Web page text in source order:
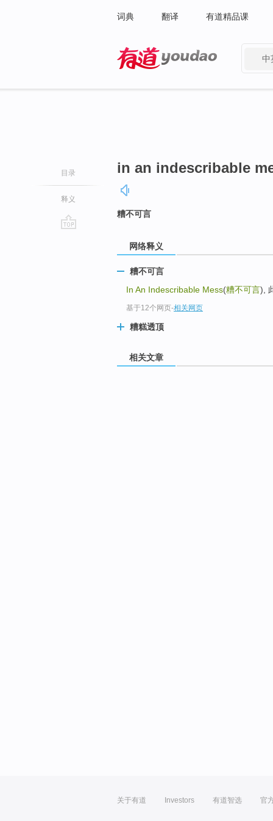
词典 翻译 有道精品课
中
目录
释义
in an indescribable
糟不可言
网络释义
糟不可言
In An Indescribable Mess(糟不可言),
基于12个网页-相关网页
糟糕透顶
相关文章
关于有道 Investors 有道智选 官